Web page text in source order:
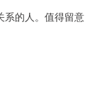
系的人。值得留意